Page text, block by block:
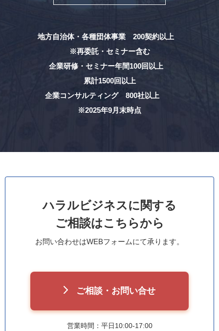
地方自治体・各種団体事業 200契約以上
※再委託・セミナー含む
企業研修・セミナー年間100回以上
累計1500回以上
企業コンサルティング 800社以上
※2025年9月末時点
ハラルビジネスに関する
ご相談はこちらから
お問い合わせはWEBフォームにて承ります。
ご相談・お問い合せ
営業時間：平日10:00-17:00